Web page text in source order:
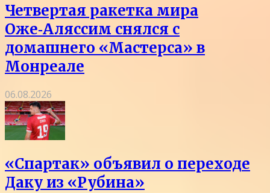
Четвертая ракетка мира
Оже‑Аляссим снялся с
домашнего «Мастерса» в
Монреале
06.08.2026
«Спартак» объявил о переходе
Даку из «Рубина»